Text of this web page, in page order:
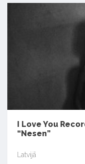
I Love You
“Nesen”
Latvijā